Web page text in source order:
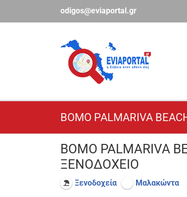
περιεχόμενο
odigos@eviaportal.gr
BOMO PALMARIVA
BOMO PALMARIVA
ΞΕΝΟΔΟΧΕΙΟ
Ξενοδοχεία Μαλακώντα